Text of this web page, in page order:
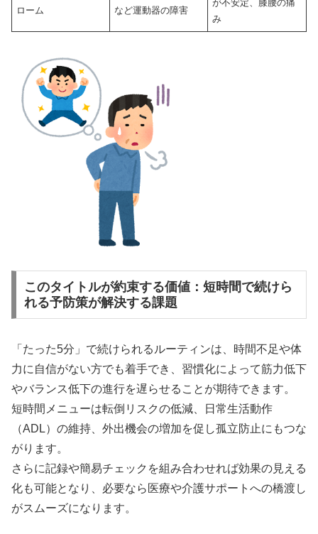
ローム など運動器の障害
が不安定、膝腰の痛
み
このタイトルが約束する価値：短時間で続けら
れる予防策が解決する課題
「たった5分」で続けられるルーティンは、時間不足や体
力に自信がない方でも着手でき、習慣化によって筋力低下
やバランス低下の進行を遅らせることが期待できます。
短時間メニューは転倒リスクの低減、日常生活動作
（ADL）の維持、外出機会の増加を促し孤立防止にもつな
がります。
さらに記録や簡易チェックを組み合わせれば効果の見える
化も可能となり、必要なら医療や介護サポートへの橋渡し
がスムーズになります。